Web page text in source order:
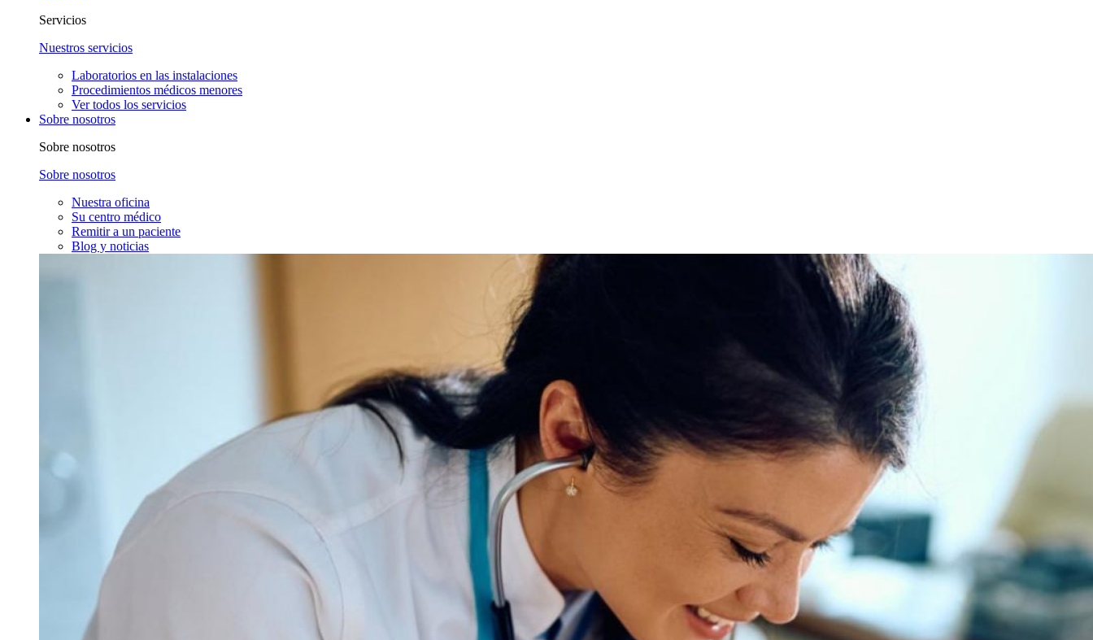
Servicios
Nuestros servicios
Laboratorios en las instalaciones
Procedimientos médicos menores
Ver todos los servicios
Sobre nosotros
Sobre nosotros
Sobre nosotros
Nuestra oficina
Su centro médico
Remitir a un paciente
Blog y noticias